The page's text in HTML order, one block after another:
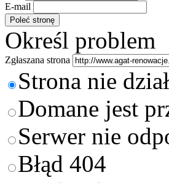
E-mail
Określ problem
Zgłaszana strona
Strona nie
Domane jest
Serwer nie
Błąd 404